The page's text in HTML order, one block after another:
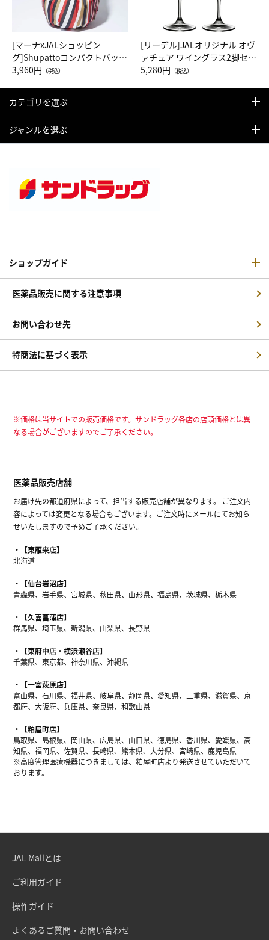
[マーナxJALショッピン
グ]Shupattoコンパクトバッグ
Drop JAL客室乗務員（LC）ス
3,960円 （税込）
[リーデル]JALオリジナル オヴ
ァチュア ワイングラス2脚セッ
ト（レッドワイン）
5,280円 （税込）
カテゴリを選ぶ
ジャンルを選ぶ
ショップガイド
医薬品販売に関する注意事項
お問い合わせ先
特商法に基づく表示
※価格は当サイトでの販売価格です。サンドラッグ各店の店頭価格とは異
なる場合がございますのでご了承ください。
医薬品販売店舗
お届け先の都道府県によって、担当する販売店舗が異なります。 ご注文内
容によっては変更となる場合もございます。ご注文時にメールにてお知ら
せいたしますので予めご了承ください。
【東雁来店】
北海道
【仙台岩沼店】
青森県、岩手県、宮城県、秋田県、山形県、福島県、茨城県、栃木県
【久喜菖蒲店】
群馬県、埼玉県、新潟県、山梨県、長野県
【東府中店・横浜瀬谷店】
千葉県、東京都、神奈川県、沖縄県
【一宮萩原店】
富山県、石川県、福井県、岐阜県、静岡県、愛知県、三重県、滋賀県、京
都府、大阪府、兵庫県、奈良県、和歌山県
【粕屋町店】
鳥取県、島根県、岡山県、広島県、山口県、徳島県、香川県、愛媛県、高
知県、福岡県、佐賀県、長崎県、熊本県、大分県、宮崎県、鹿児島県
※高度管理医療機器につきましては、粕屋町店より発送させていただいて
おります。
JAL Mallとは
ご利用ガイド
操作ガイド
よくあるご質問・お問い合わせ